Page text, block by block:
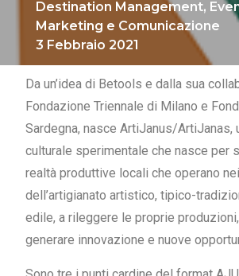
Destination Management,
Marketing e Comunicazione
3 Febbraio 2021
Da un’idea di Betools e dalla sua
Fondazione Triennale di Milano e
Sardegna, nasce ArtiJanus/ArtiJanas,
culturale sperimentale che nasce per
realtà produttive locali che operano
dell’artigianato artistico, tipico-
edile, a rileggere le proprie
generare innovazione e nuove